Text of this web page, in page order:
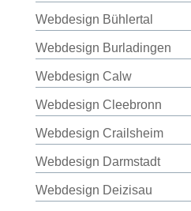
Webdesign Bühlertal
Webdesign Burladingen
Webdesign Calw
Webdesign Cleebronn
Webdesign Crailsheim
Webdesign Darmstadt
Webdesign Deizisau